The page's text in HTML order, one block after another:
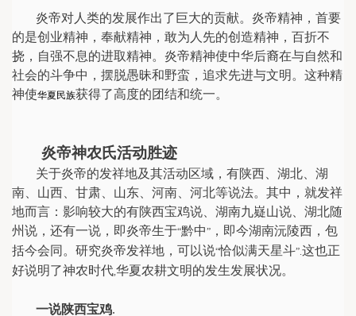
炎帝对人类的发展作出了巨大的贡献。炎帝精神，首要
的是创业精神，奉献精神，敢为人先的创造精神，百折不
挠，自强不息的进取精神。炎帝精神使中华后裔在与自然和
社会的斗争中，摆脱愚昧和野蛮，追求先进与文明。这种精
神使华夏民族获得了高度的团结和统一。
炎帝神农氏活动胜迹
关于炎帝的发祥地及其活动区域，有陕西、湖北、湖
南、山西、甘肃、山东、河南、河北等说法。其中，就发祥
地而言：影响较大的有陕西宝鸡说、湖南九嶷山说、湖北随
州说，还有一说，即炎帝生于“黔中” ，即今湖南沅陵西，包
括今会同。研究炎帝发祥地，可以说“恰似满天星斗”. 这也正
好说明了神农时代华夏农耕文明的发生发展状况。
一说陕西宝鸡.